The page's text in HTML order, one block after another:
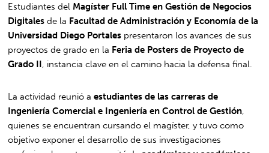
Estudiantes del Magíster Full Time en Gestión de Negocios
Digitales de la Facultad de Administración y Economía de la
Universidad Diego Portales presentaron los avances de sus
proyectos de grado en la Feria de Posters de Proyecto de
Grado II , instancia clave en el camino hacia la defensa final.
La actividad reunió aestudiantes de las carreras de
Ingeniería Comercial e Ingeniería en Control de Gestión
quienes se encuentran cursando el magíster, y tuvo como
objetivo exponer el desarrollo de sus investigaciones